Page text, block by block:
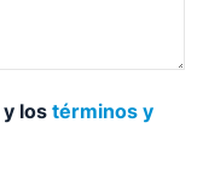
y los términos y